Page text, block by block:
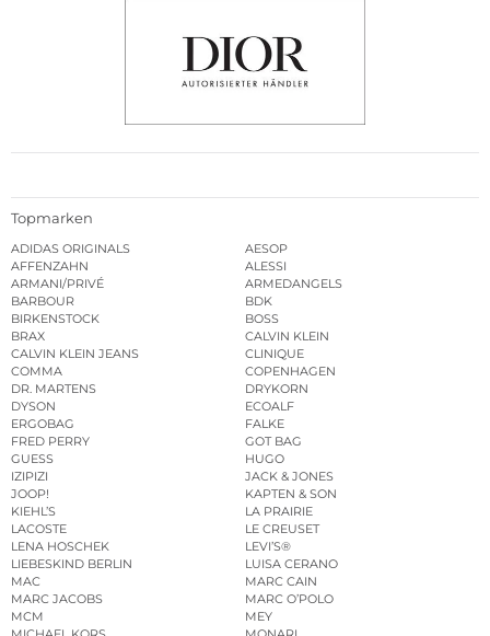
Topmarken
ADIDAS ORIGINALS
AESOP
AFFENZAHN
ALESSI
ARMANI/PRIVÉ
ARMEDANGELS
BARBOUR
BDK
BIRKENSTOCK
BOSS
BRAX
CALVIN KLEIN
CALVIN KLEIN JEANS
CLINIQUE
COMMA
COPENHAGEN
DR. MARTENS
DRYKORN
DYSON
ECOALF
ERGOBAG
FALKE
FRED PERRY
GOT BAG
GUESS
HUGO
IZIPIZI
JACK & JONES
JOOP!
KAPTEN & SON
KIEHL’S
LA PRAIRIE
LACOSTE
LE CREUSET
LENA HOSCHEK
LEVI’S®
LIEBESKIND BERLIN
LUISA CERANO
MAC
MARC CAIN
MARC JACOBS
MARC O’POLO
MCM
MEY